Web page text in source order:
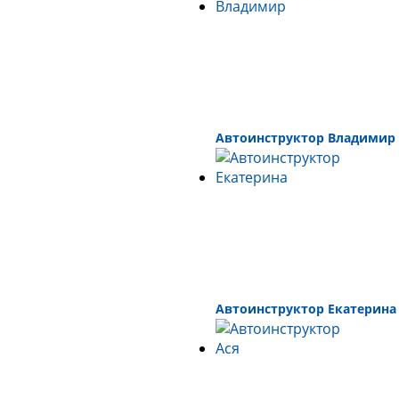
Автоинструктор Владимир
Автоинструктор Екатерина